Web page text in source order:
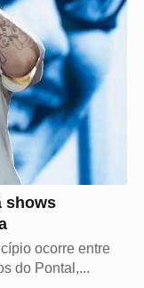
shows
ocorre entre
do Pontal,...